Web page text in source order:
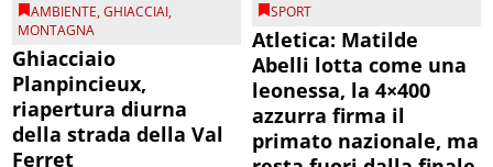
AMBIENTE,GHIACCIAI,
MONTAGNA
Ghiacciaio
Planpincieux,
riapertura diurna
della strada della Val
Ferret
SPORT
Atletica: Matilde
Abelli lotta come una
leonessa, la 4×400
azzurra firma il
primato nazionale, ma